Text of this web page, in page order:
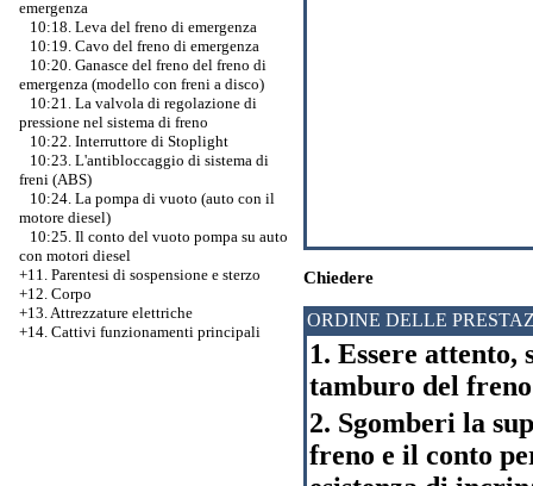
emergenza
10:18. Leva del freno di emergenza
10:19. Cavo del freno di emergenza
10:20. Ganasce del freno del freno di
emergenza (modello con freni a disco)
10:21. La valvola di regolazione di
pressione nel sistema di freno
10:22. Interruttore di Stoplight
10:23. L'antibloccaggio di sistema di
freni (ABS)
10:24. La pompa di vuoto (auto con il
motore diesel)
10:25. Il conto del vuoto pompa su auto
con motori diesel
+11. Parentesi di sospensione e sterzo
+12. Corpo
+13. Attrezzature elettriche
+14. Cattivi funzionamenti principali
Chiedere
ORDINE DELLE
1. Essere
tamburo del
2. Sgomberi la
freno e il conto